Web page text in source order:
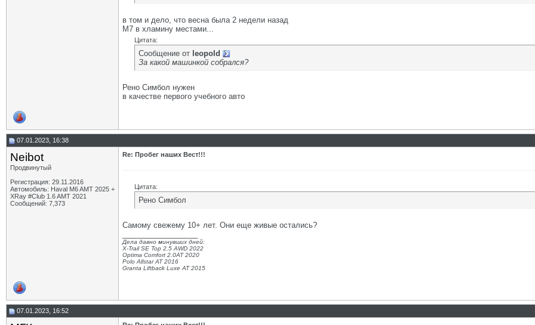
в том и дело, что весна была 2 недели назад
М7 в хламину местами...
Цитата:
Сообщение от leopold
За какой машинкой собрался?
Рено Симбол нужен
в качестве первого учебного авто
07.01.2023, 16:38
Neibot
Продвинутый
Регистрация: 29.11.2016
Автомобиль: Haval M6 AMT 2025 +
XRay #Club 1.6 AMT 2021
Сообщений: 7,373
Re: Пробег наших Вест!!!
Цитата:
Рено Симбол
Самому свежему 10+ лет. Они еще живые остались?
Дела давно минувших дней:
X-Trail SE Top 2.5 AWD 2022
Optima Comfort 2.0AT 2020
Polo Allstar AT 2016
Granta Liftback Luxe AT 2015
07.01.2023, 16:52